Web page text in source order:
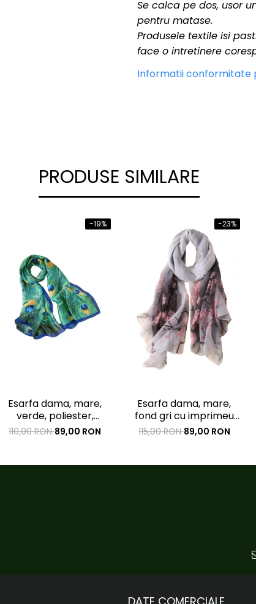
Se calca pe dos, usor
pentru matase.
Produsele textile isi
face o intretinere
Informatii conformitate
PRODUSE SIMILARE
-19%
Esarfa dama, mare,
verde, poliester,
imprimeu paun, 1800 x
900mm
110,00 RON89,00 RON
-23%
Esarfa dama, mare,
fond gri cu imprimeu
floral roz, 1800x1450mm
115,00 RON89,00 RON
DATE COMERCIALE